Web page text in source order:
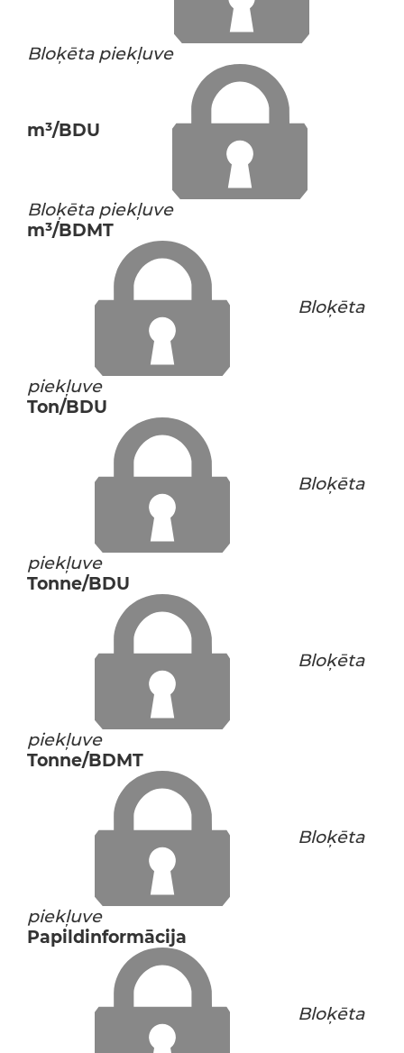
Bloķēta piekļuve
m³/BDU
Bloķēta piekļuve
m³/BDMT
Bloķēta
piekļuve
Ton/BDU
Bloķēta
piekļuve
Tonne/BDU
Bloķēta
piekļuve
Tonne/BDMT
Bloķēta
piekļuve
Papildinformācija
Bloķēta